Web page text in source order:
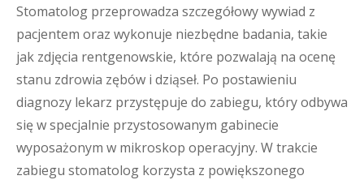
Stomatolog przeprowadza szczegółowy wywiad z
pacjentem oraz wykonuje niezbędne badania, takie
jak zdjęcia rentgenowskie, które pozwalają na ocenę
stanu zdrowia zębów i dziąseł. Po postawieniu
diagnozy lekarz przystępuje do zabiegu, który odbywa
się w specjalnie przystosowanym gabinecie
wyposażonym w mikroskop operacyjny. W trakcie
zabiegu stomatolog korzysta z powiększonego